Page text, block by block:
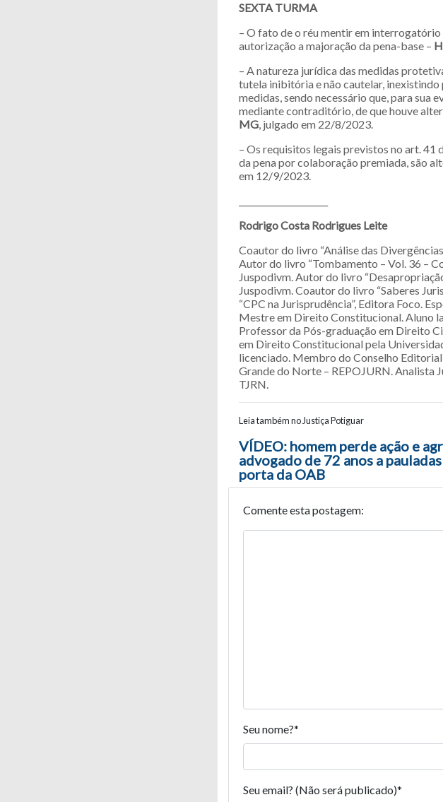
SEXTA TURMA
– O fato de o réu mentir em
autorização a majoração da pena-base –
– A natureza jurídica das medidas
tutela inibitória e não cautelar,
medidas, sendo necessário que, para sua
mediante contraditório, de que houve
MG, julgado em 22/8/2023.
– Os requisitos legais previstos no art. 41
da pena por colaboração premiada, são
em 12/9/2023.
Rodrigo Costa Rodrigues Leite
Coautor do livro “Análise das
Autor do livro “Tombamento – Vol. 36 –
Juspodivm. Autor do livro
Juspodivm. Coautor do livro “Saberes
“CPC na Jurisprudência”, Editora Foco.
Mestre em Direito Constitucional. Aluno
Professor da Pós-graduação em Direito
em Direito Constitucional pela
licenciado. Membro do Conselho
Grande do Norte – REPOJURN. Analista
TJRN.
Leia também no Justiça Potiguar
Navegação entre
VÍDEO: homem perde ação e
advogado de 72 anos a
porta da OAB
Comente esta postagem:
Seu nome?*
Seu email? (Não será publicado)*